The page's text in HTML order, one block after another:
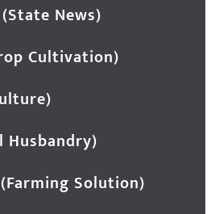
(State News)
Cultivation)
Husbandry)
(Farming Solution)